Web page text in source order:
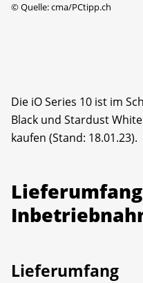
©Quelle: cma/PCtipp.ch
Die iO Series 10 ist im
Black und Stardust
kaufen (Stand: 18.01.23).
Lieferumfang